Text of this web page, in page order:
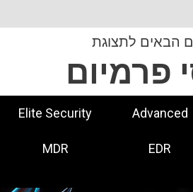
הבאים לתצוגת
פרמיום
Advanced
Elite Security
EDR
MDR